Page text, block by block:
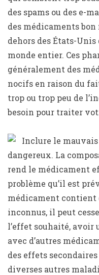
des spams ou des e-
des médicaments
dehors des États-
monde entier. Ces
généralement des
nocifs en raison du
trop ou trop peu de
besoin pour traiter
Inclure le
dangereux. La
rend le médicament
problème qu’il est
médicament contient
inconnus, il peut
l’effet souhaité,
avec d’autres
des effets
diverses autres